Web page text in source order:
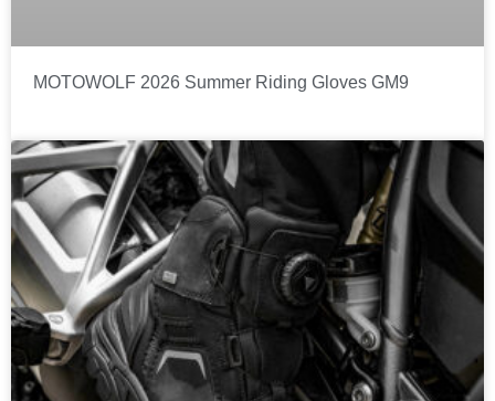
MOTOWOLF 2026 Summer Riding Gloves GM9